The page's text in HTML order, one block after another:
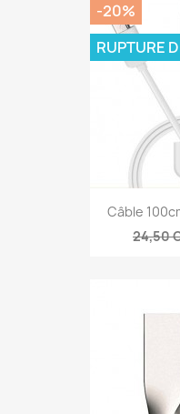
Câble
24,50
-20%
RUPTURE